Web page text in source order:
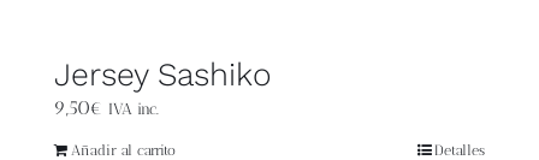
Videos
Jersey Sashiko
9,50€ IVA inc.
Añadir al carrito Detalles